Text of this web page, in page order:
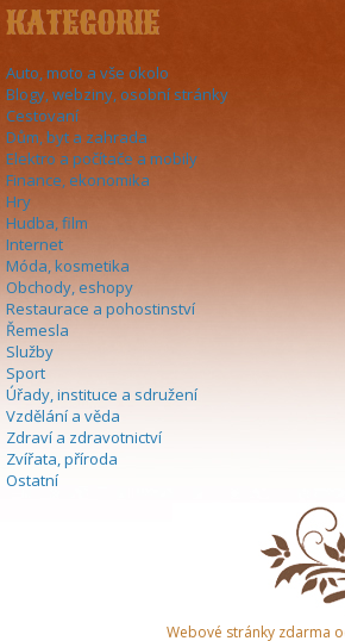
KATEGORIE
Auto, moto a vše okolo
Blogy, webziny, osobní stránky
Cestovaní
Dům, byt a zahrada
Elektro a počítače a mobily
Finance, ekonomika
Hry
Hudba, film
Internet
Móda, kosmetika
Obchody, eshopy
Restaurace a pohostinství
Řemesla
Služby
Sport
Úřady, instituce a sdružení
Vzdělání a věda
Zdraví a zdravotnictví
Zvířata, příroda
Ostatní
Webové stránky zdarma